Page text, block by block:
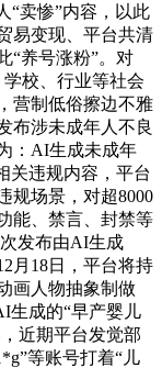
“卖惨”内容，以此
易变现、平台共清
“养号涨粉”。对
校、行业等社会
营制低俗擦边不雅
布涉未成年人不良
：AI生成未成年
关违规内容，平台
规场景，对超8000
能、禁言、封禁等
发布由AI生成
月18日，平台将持
画人物抽象制做
生成的“早产婴儿
近期平台发觉部
等账号打着“儿